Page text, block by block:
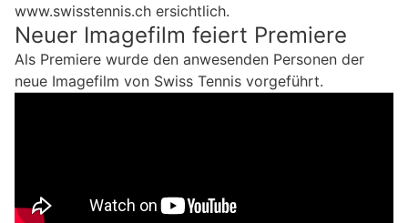
www.swisstennis.ch ersichtlich.
Neuer Imagefilm feiert Premiere
Als Premiere wurde den anwesenden Personen der
neue Imagefilm von Swiss Tennis vorgeführt.